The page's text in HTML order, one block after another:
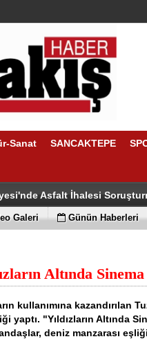
Sanat SANCAKTEPE
Tuzla, Çekmeköy ve
Başkanvekili Seçimi
Asfalt İhalesi
Galeri Günün Haberleri
Altında
kullanımına kazandırılan
"Yıldızların Altında
deniz manzarası